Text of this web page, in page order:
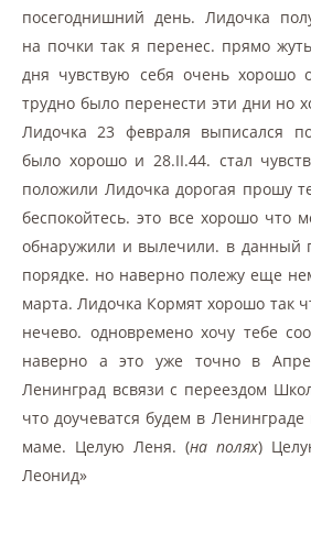
посегоднишний день. Лидочка
на почки так я перенес. прямо
дня чувствую себя очень хорошо
трудно было перенести эти дни но
Лидочка 23 февраля выписался
было хорошо и 28.II.44. стал
положили Лидочка дорогая прошу
беспокойтесь. это все хорошо что
обнаружили и вылечили. в данный
порядке. но наверно полежу еще
марта. Лидочка Кормят хорошо так
нечево. одновремено хочу тебе
наверно а это уже точно в
Ленинград всвязи с переездом
что доучеватся будем в
маме. Целую Леня. (на полях)
Леонид»